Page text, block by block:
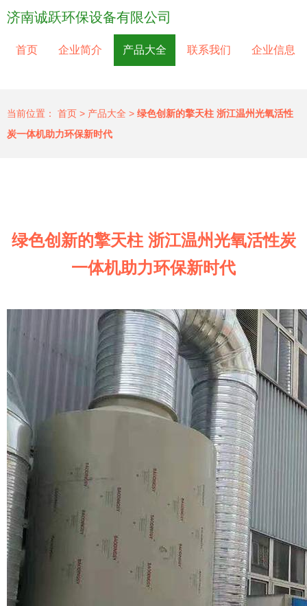
济南诚跃环保设备有限公司
首页 企业简介 产品大全 联系我们 企业信息
当前位置： 首页 > 产品大全 > 绿色创新的擎天柱 浙江温州光氧活性
炭一体机助力环保新时代
绿色创新的擎天柱 浙江温州光氧活性炭
一体机助力环保新时代